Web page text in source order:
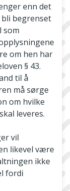
enn det
begrenset
som
om hen har
§ 43.
til å
må sørge
om hvilke
leveres.
vil
likevel være
ikke
fordi